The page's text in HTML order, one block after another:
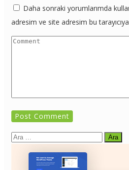
Daha sonraki yorumlarımda
adresim ve site adresim bu
Arama: